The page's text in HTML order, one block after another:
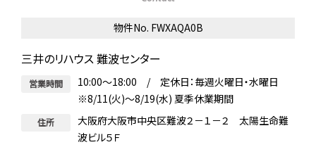
物件No. FWXAQA0B
三井のリハウス 難波センター
営業時間
10:00～18:00 / 定休日：毎週火曜日・水曜日
※8/11(火)～8/19(水) 夏季休業期間
住所
大阪府大阪市中央区難波２－１－２ 太陽生命難
波ビル５Ｆ